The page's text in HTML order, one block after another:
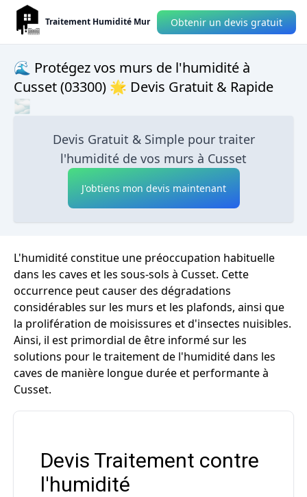
Traitement Humidité Mur Obtenir un devis gratuit
🌊 Protégez vos murs de l'humidité à
Cusset (03300) 🌟 Devis Gratuit & Rapide
🌫
Devis Gratuit & Simple pour traiter
l'humidité de vos murs à Cusset
J'obtiens mon devis maintenant
L'humidité constitue une préoccupation habituelle
dans les caves et les sous-sols à Cusset. Cette
occurrence peut causer des dégradations
considérables sur les murs et les plafonds, ainsi que
la prolifération de moisissures et d'insectes nuisibles.
Ainsi, il est primordial de être informé sur les
solutions pour le traitement de l'humidité dans les
caves de manière longue durée et performante à
Cusset.
Devis Traitement contre
l'humidité